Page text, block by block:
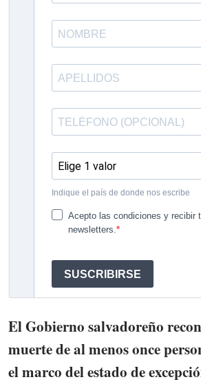
El Gobierno salvadoreño
muerte de al menos once
el marco del estado de